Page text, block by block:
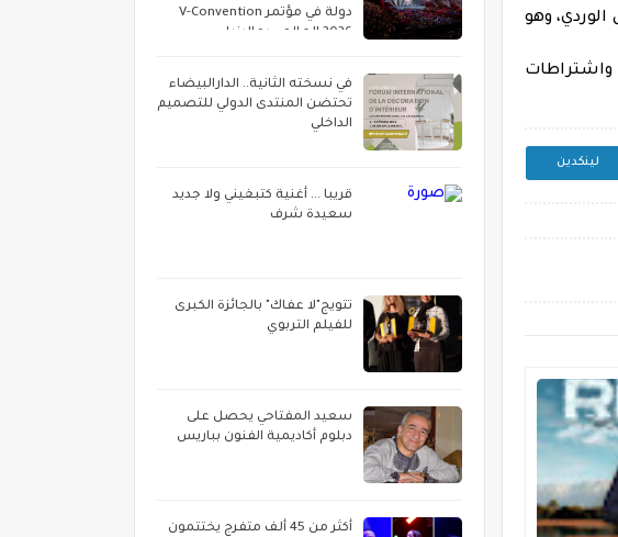
الوردي، وهو
واشتراطات
لينكدين
دولة في مؤتمر V-Convention
2026 العالمي بماليزيا
في نسخته الثانية.. الدارالبيضاء
تحتضن المنتدى الدولي للتصميم
الداخلي
قريبا ... أغنية كتبغيني ولا جديد
سعيدة شرف
تتويج"لا عفاك" بالجائزة الكبرى
للفيلم التربوي
سعيد المفتاحي يحصل على
دبلوم أكاديمية الفنون بباريس
أكثر من 45 ألف متفرج يختتمون